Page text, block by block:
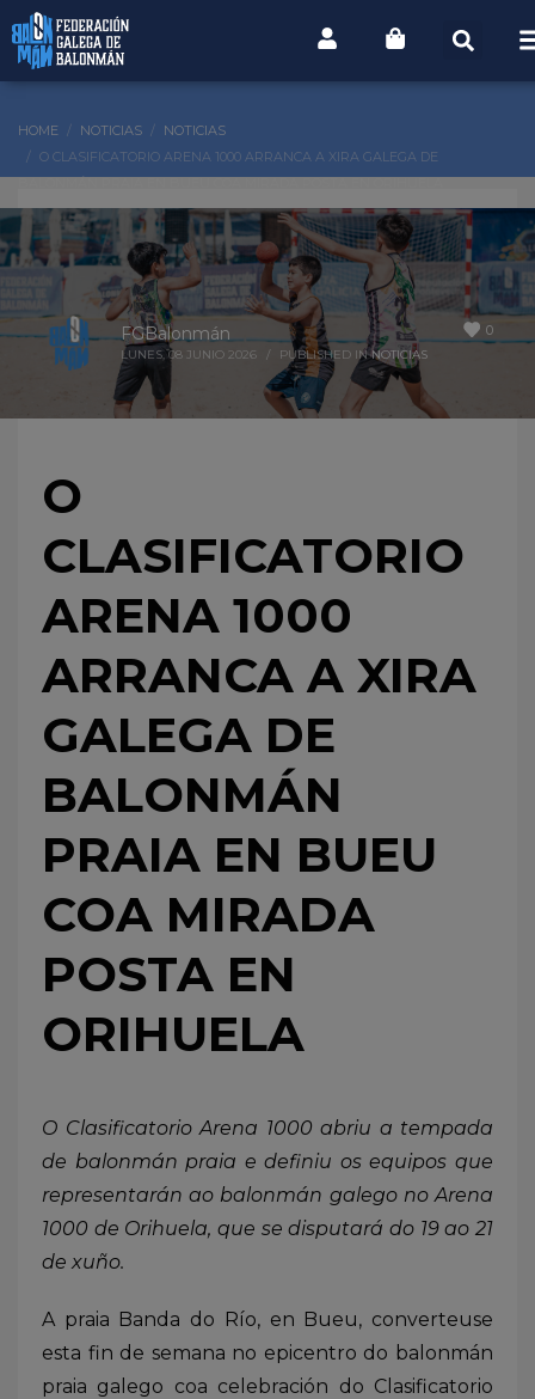
HOME NOTICIAS
NOTICIAS
O CLASIFICATORIO ARENA 1000 ARRANCA A XIRA GALEGA DE
0
FGBalonmán
LUNES, 08 JUNIO 2026 / PUBLISHED INNOTICIAS
O
CLASIFICATORIO
ARENA 1000
ARRANCA A XIRA
GALEGA DE
BALONMÁN
PRAIA EN BUEU
COA MIRADA
POSTA EN
ORIHUELA
O Clasificatorio Arena 1000 abriu a tempada
de balonmán praia e definiu os equipos que
representarán ao balonmán galego no Arena
1000 de Orihuela, que se disputará do 19 ao 21
de xuño.
A praia Banda do Río, en Bueu, converteuse
esta fin de semana no epicentro do balonmán
praia galego coa celebración do Clasificatorio